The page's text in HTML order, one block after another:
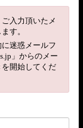
入力頂いたメ
す。
迷惑メールフ
」からのメー
開始してくだ